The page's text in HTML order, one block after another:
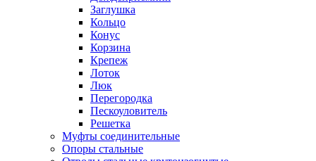
Заглушка
Кольцо
Конус
Корзина
Крепеж
Лоток
Люк
Перегородка
Пескоуловитель
Решетка
Муфты соединительные
Опоры стальные